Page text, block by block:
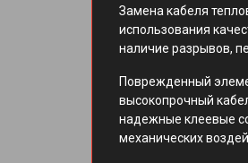
Замена кабеля
использования
наличие разрывов,
Поврежденный
высокопрочный
надежные клеевые
механических